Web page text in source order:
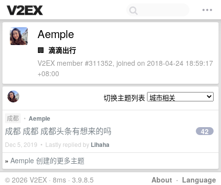
Aemple
🏢 滴滴出行
V2EX member #311352, joined on 2018-04-24 18:59:17
+08:00
切换主题列表
成都 • Aemple
成都 成都 成都头条有想来的吗
Dec 5, 2019 • Lastly replied by Lihaha
42
» Aemple 创建的更多主题
About · Language
© 2026 V2EX · 8ms · 3.9.8.5